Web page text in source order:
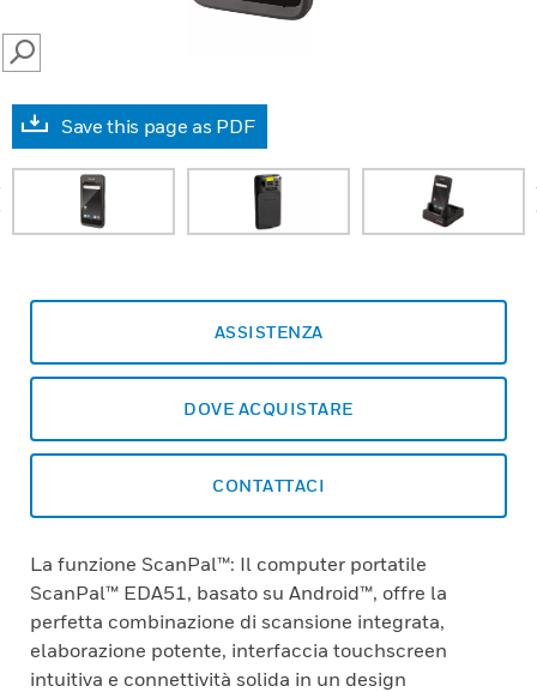
SEARCH
Save this page as PDF
ASSISTENZA
DOVE ACQUISTARE
CONTATTACI
La funzione ScanPal™: Il computer portatile
ScanPal™ EDA51, basato su Android™, offre la
perfetta combinazione di scansione integrata,
elaborazione potente, interfaccia touchscreen
intuitiva e connettività solida in un design